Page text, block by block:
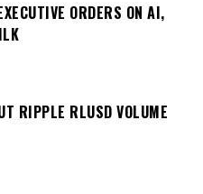
ORDERS ON AI,
RIPPLE RLUSD VOLUME